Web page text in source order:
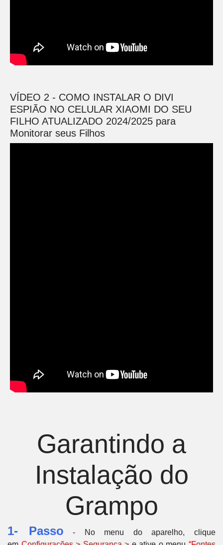
VÍDEO 2 - COMO INSTALAR O DIVI
ESPIÃO NO CELULAR XIAOMI DO SEU
FILHO ATUALIZADO 2024/2025 para
Monitorar seus Filhos
Garantindo a
Instalação do
Grampo
1- Passo - No menu do aparelho, clique